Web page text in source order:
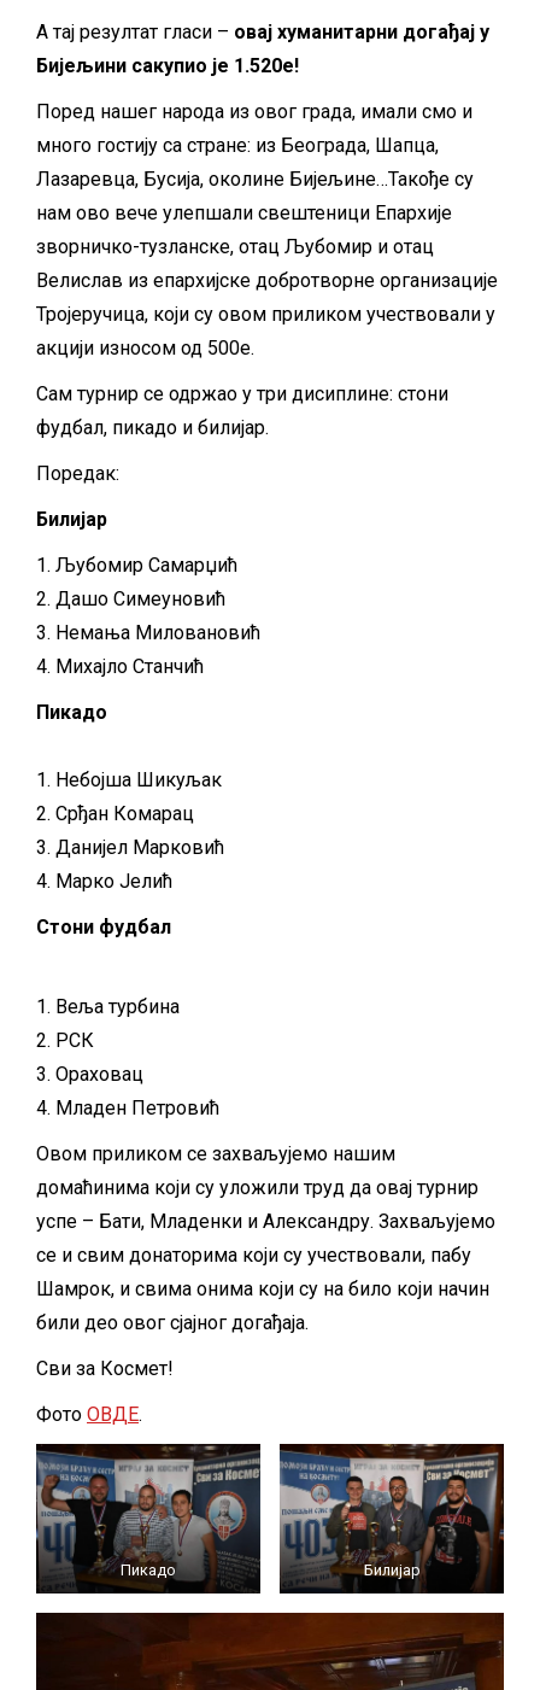
А тај резултат гласи – овај хуманитарни догађај у
Бијељини сакупио је 1.520е!
Поред нашег народа из овог града, имали смо и
много гостију са стране: из Београда, Шапца,
Лазаревца, Бусија, околине Бијељине…Такође су
нам ово вече улепшали свештеници Епархије
зворничко-тузланске, отац Љубомир и отац
Велислав из епархијске добротворне организације
Тројеручица, који су овом приликом учествовали у
акцији износом од 500е.
Сам турнир се одржао у три дисиплине: стони
фудбал, пикадо и билијар.
Поредак:
Билијар
1. Љубомир Самарџић
2. Дашо Симеуновић
3. Немања Миловановић
4. Михајло Станчић
Пикадо
1. Небојша Шикуљак
2. Срђан Комарац
3. Данијел Марковић
4. Марко Јелић
Стони фудбал
1. Веља турбина
2. РСК
3. Ораховац
4. Младен Петровић
Овом приликом се захваљујемо нашим
домаћинима који су уложили труд да овај турнир
успе – Бати, Младенки и Александру. Захваљујемо
се и свим донаторима који су учествовали, пабу
Шамрок, и свима онима који су на било који начин
били део овог сјајног догађаја.
Сви за Космет!
Фото ОВДЕ.
Пикадо Билијар